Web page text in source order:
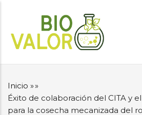
principal
SOBRESCRIBIR
ENLACES
Inicio »»
Éxito de colaboración del CITA y
para la cosecha mecanizada del